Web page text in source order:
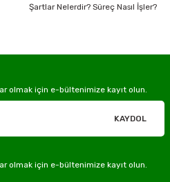
Şartlar Nelerdir? Süreç Nasıl İşler?
olmak için e-bültenimize kayıt olun.
KAYDOL
olmak için e-bültenimize kayıt olun.